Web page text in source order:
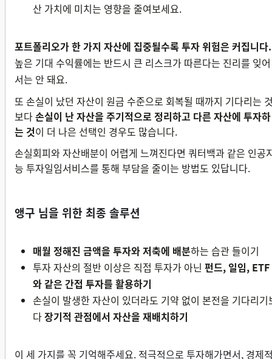
산 가치에 미치는 영향을 줄여보세요.
포트폴리오가 한 가지 자산에 집중될수록 투자 위험은 커집니다.
높은 기대 수익률에는 반드시 큰 리스크가 따른다는 진리를 잊어
서는 안 돼요.
또 손실이 났던 자산이 원금 수준으로 회복될 때까지 기다리는
보다손실이 난 자산을 주기적으로 정리하고 다른 자산에 투자하
는 것이 더 나은 선택인 경우도 많습니다.
손실회피와 자산배분이 어렵게 느껴진다면 쿼터백과 같은 인공
능 투자일임서비스를 통해 부담을 줄이는 방법도 있답니다.
앵구 님을 위한 최종 솔루션
매월 정해진 금액을 투자와 저축에 배분하는 습관 들이기
투자 자산의 절반 이상은 직접 투자가 아닌 펀드, 일임, ETF
와 같은 간접 투자를 활용하기
손실이 발생한 자산이 있더라도 기약 없이 본전을 기다리기
다장기적 관점에서 자산을 재배치하기
이 세 가지를 꼭 기억해주세요. 적극적으로 투자해가면서, 경제